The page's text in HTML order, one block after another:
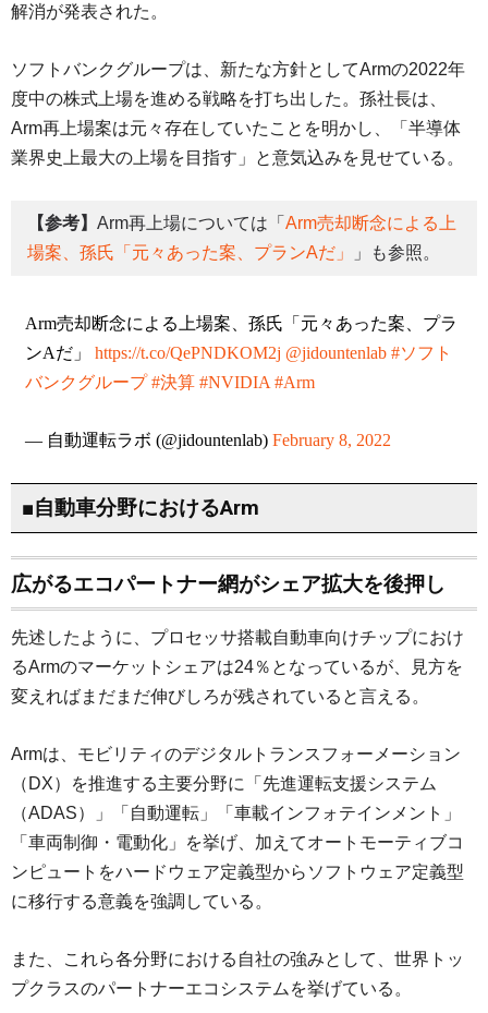
解消が発表された。
ソフトバンクグループは、新たな方針としてArmの2022年
度中の株式上場を進める戦略を打ち出した。孫社長は、
Arm再上場案は元々存在していたことを明かし、「半導体
業界史上最大の上場を目指す」と意気込みを見せている。
【参考】 Arm再上場については「 Arm売却断念による上
場案、孫氏「元々あった案、プランAだ」
」も参照。
Arm売却断念による上場案、孫氏「元々あった案、プラ
ンAだ」 https://t.co/QePNDKOM2j @jidountenlab #ソフト
バンクグループ #決算 #NVIDIA #Arm
— 自動運転ラボ (@jidountenlab) February 8, 2022
■自動車分野におけるArm
広がるエコパートナー網がシェア拡大を後押し
先述したように、プロセッサ搭載自動車向けチップにおけ
るArmのマーケットシェアは24％となっているが、見方を
変えればまだまだ伸びしろが残されていると言える。
Armは、モビリティのデジタルトランスフォーメーション
（DX）を推進する主要分野に「先進運転支援システム
（ADAS）」「自動運転」「車載インフォテインメント」
「車両制御・電動化」を挙げ、加えてオートモーティブコ
ンピュートをハードウェア定義型からソフトウェア定義型
に移行する意義を強調している。
また、これら各分野における自社の強みとして、世界トッ
プクラスのパートナーエコシステムを挙げている。